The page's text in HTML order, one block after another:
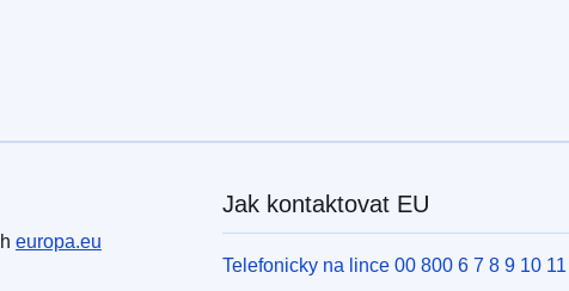
europa.eu
Jak kontaktovat EU
Telefonicky na lince 00 800 6 7 8 9 10 11